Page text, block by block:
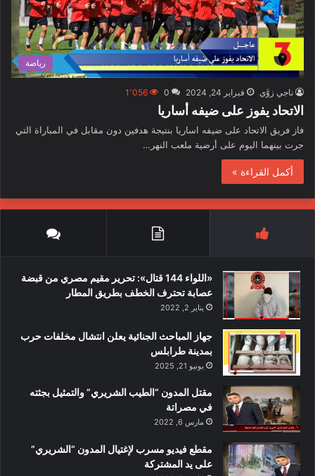
رياضة
ناجي زوَّي فبراير 24, 2024 0 1٬056
الاتحاد يفوز على ضيفه أساريا
فاز فريق الاتحاد على ضيفه اساريا بنتيجة هدفين دون مقابل في المباراة التي
جرت بينهما اليوم على أرضية ملعب النهر…
أكمل القراءة »
«اللواء 144 قتال»: تحرير مقيم مصري من قبضة
عصابة تحترف الخطف بطريق المطار
يناير 2, 2022
جهاز المباحث الجنائية يعلن انتشال مخلفات حرب
بمدينة طرابلس
يونيو 21, 2025
مقتل المدون “الطيب الشريري” والتمثيل بجثته
في مصراتة
مارس 6, 2022
مقطع فيديو مسرب لإغتيال المدون “الشريري”
على يد المشتركة